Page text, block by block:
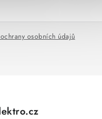
osobních údajů